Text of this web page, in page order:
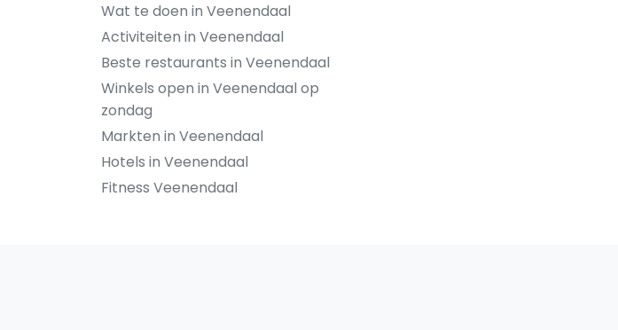
Wat te doen in Veenendaal
Activiteiten in Veenendaal
Beste restaurants in Veenendaal
Winkels open in Veenendaal op
zondag
Markten in Veenendaal
Hotels in Veenendaal
Fitness Veenendaal